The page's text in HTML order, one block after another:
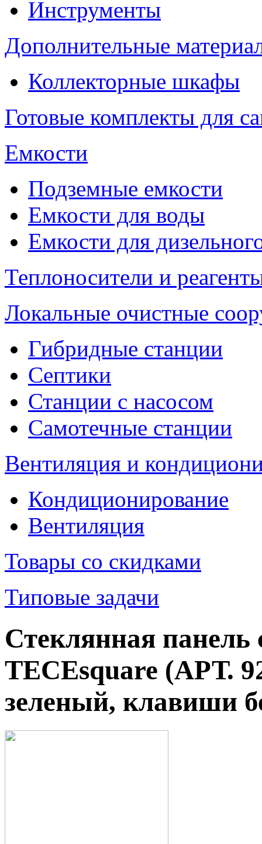
Инструменты
Дополнительные
Коллекторные шкафы
Готовые комплекты для
Емкости
Подземные емкости
Емкости для воды
Емкости для
Теплоносители и
Локальные очистные
Гибридные станции
Септики
Станции с насосом
Самотечные станции
Вентиляция и
Кондиционирование
Вентиляция
Товары со скидками
Типовые задачи
Стеклянная
TECEsquare (АРТ.
зеленый, клавиши